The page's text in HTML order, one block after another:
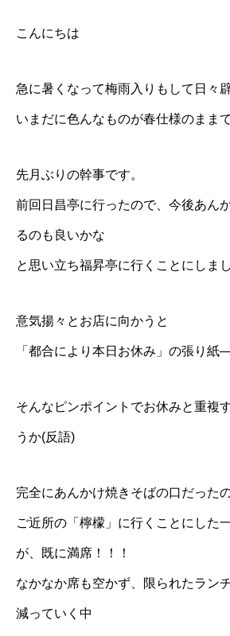
MARKETING
BLOG
RECRUIT
新卒採用
中途採用(パート)
こんにちは
急に暑くなって梅雨入りもして日々
いまだに色んなものが春仕様のまま
先月ぶりの幹事です。
前回日昌亭に行ったので、今後あん
るのも良いかな
と思い立ち福昇亭に行くことにしま
意気揚々とお店に向かうと
「都合により本日お休み」の張り
そんなピンポイントでお休みと重複
うか(反語)
完全にあんかけ焼きそばの口だった
ご近所の「檸檬」に行くことにした一
が、既に満席！！！
なかなか席も空かず、限られたラン
減っていく中